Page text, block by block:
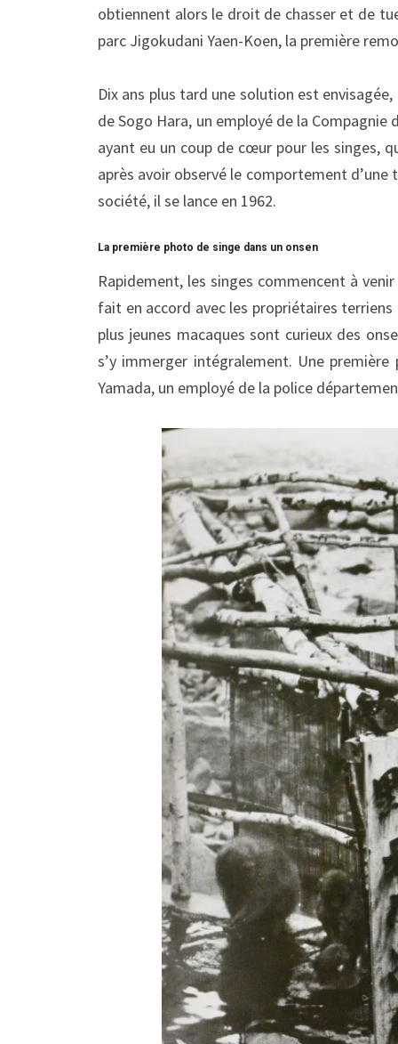
obtiennent alors le droit de chasser et de
parc Jigokudani Yaen-Koen, la première
Dix ans plus tard une solution est
de Sogo Hara, un employé de la
ayant eu un coup de cœur pour les singes,
après avoir observé le comportement
société, il se lance en 1962.
La première photo de singe dans un onsen
Rapidement, les singes commencent à
fait en accord avec les propriétaires
plus jeunes macaques sont curieux des
s’y immerger intégralement. Une
Yamada, un employé de la police